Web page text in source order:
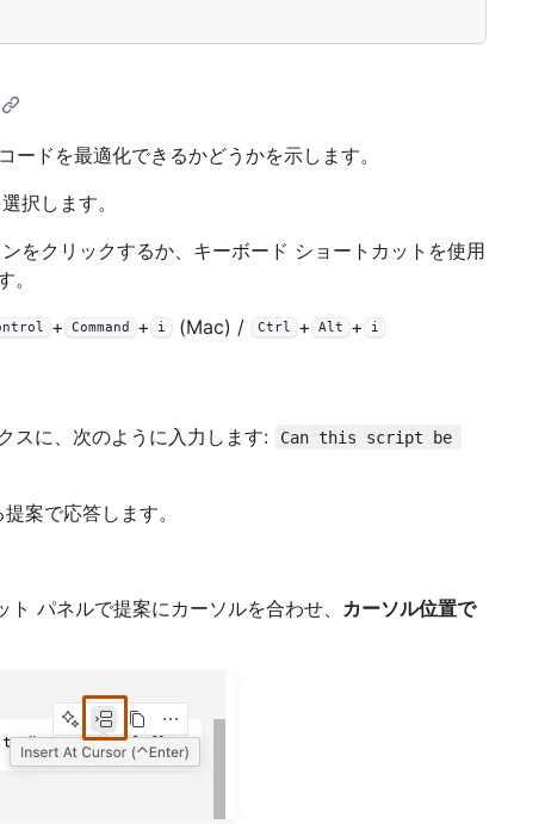
ドを最適化できるかどうかを示します。
択します。
をクリックするか、キーボード ショートカットを使用
。
+ Command + i (Mac) / Ctrl + Alt + i
スに、次のように入力します:
Can this script be
案で応答します。
ト パネルで提案にカーソルを合わせ、 カーソル位置で